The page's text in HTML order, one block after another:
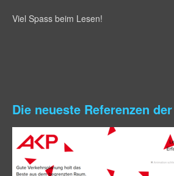
Viel Spass beim Lesen!